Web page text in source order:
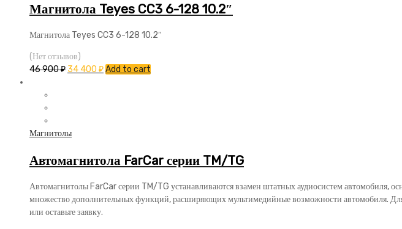
Магнитола Teyes CC3 6-128 10.2″
Магнитола Teyes CC3 6-128 10.2″
(Нет отзывов)
46 900₽ 34 400 ₽Add to cart
Магнитолы
Автомагнитола FarCar серии TM/TG
Автомагнитолы FarCar серии TM/TG устанавливаются взамен штатных аудиосистем
множество дополнительных функций, расширяющих мультимедийные возможности автомобиля.
или оставьте заявку.